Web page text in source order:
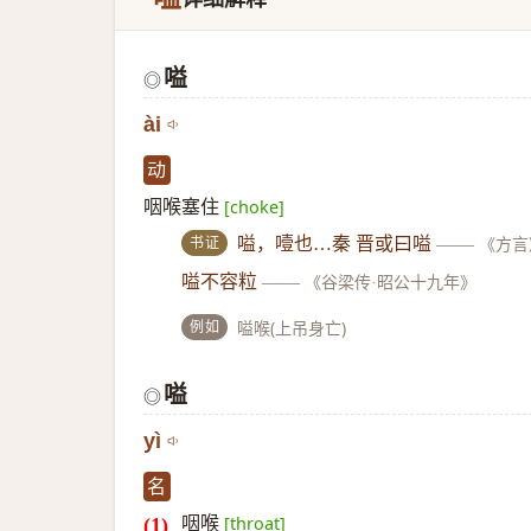
◎嗌
ài
动
咽喉塞住 [choke]
书证 嗌，噎也…秦 晋或曰嗌 —— 《方
嗌不容粒 —— 《谷梁传·昭公十九年》
例如 嗌喉(上吊身亡)
◎嗌
yì
名
咽喉 [throat]